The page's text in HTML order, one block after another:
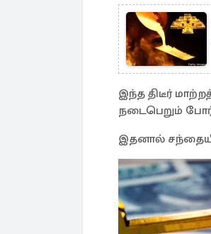
இந்த திடீர்
நடைபெறும் போர்
இதனால்